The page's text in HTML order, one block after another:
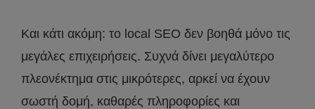
Και κάτι ακόμη: το local SEO δεν βοηθά μόνο τις
μεγάλες επιχειρήσεις. Συχνά δίνει μεγαλύτερο
πλεονέκτημα στις μικρότερες, αρκεί να έχουν
σωστή δομή, καθαρές πληροφορίες και